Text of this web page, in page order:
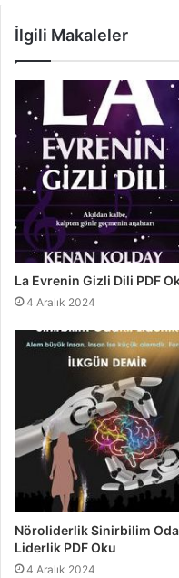
İlgili Makaleler
La Evrenin Gizli Dili PDF
4 Aralık 2024
Nöroliderlik Sinirbilim
Liderlik PDF Oku
4 Aralık 2024